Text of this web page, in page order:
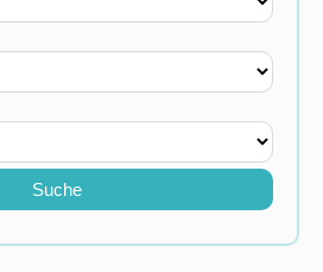
Suche